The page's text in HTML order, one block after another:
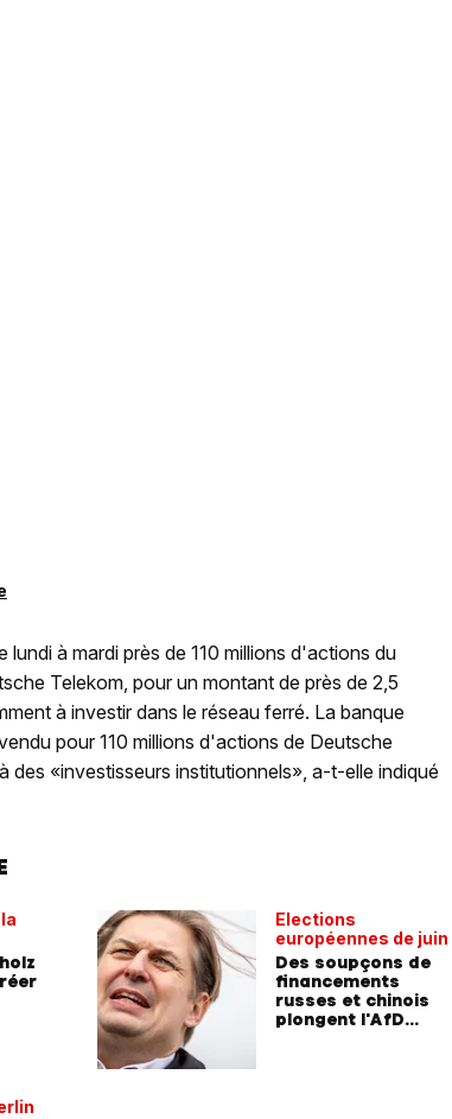
lundi à mardi près de 110 millions d'actions du
Telekom, pour un montant de près de 2,5
à investir dans le réseau ferré. La banque
pour 110 millions d'actions de Deutsche
des «investisseurs institutionnels», a-t-elle indiqué
Elections
européennes de juin
Des soupçons de
financements
russes et chinois
plongent l'AfD